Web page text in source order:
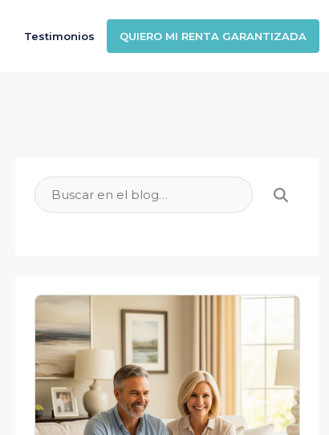
Testimonios QUIERO MI RENTA GARANTIZADA